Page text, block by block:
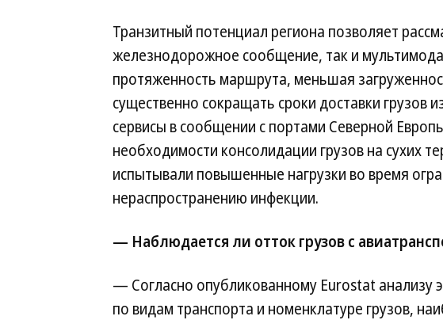
Транзитный потенциал региона позволяет
железнодорожное сообщение, так и
протяженность маршрута, меньшая
существенно сокращать сроки доставки грузов
сервисы в сообщении с портами Северной
необходимости консолидации грузов на сухих
испытывали повышенные нагрузки во время
нераспространению инфекции.
— Наблюдается ли отток грузов с
— Согласно опубликованному Eurostat анализу
по видам транспорта и номенклатуре грузов,